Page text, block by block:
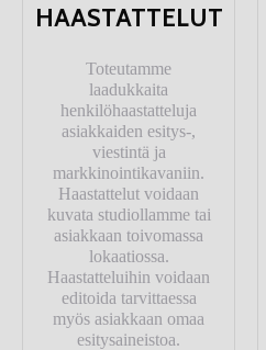
HAASTATTELUT
Toteutamme
laadukkaita
henkilöhaastatteluja
asiakkaiden esitys-,
viestintä ja
markkinointikavaniin.
Haastattelut voidaan
kuvata studiollamme tai
asiakkaan toivomassa
lokaatiossa.
Haastatteluihin voidaan
editoida tarvittaessa
myös asiakkaan omaa
esitysaineistoa.